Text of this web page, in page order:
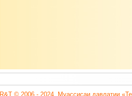
R&T © 2006 - 2024. Муассисаи давлатии